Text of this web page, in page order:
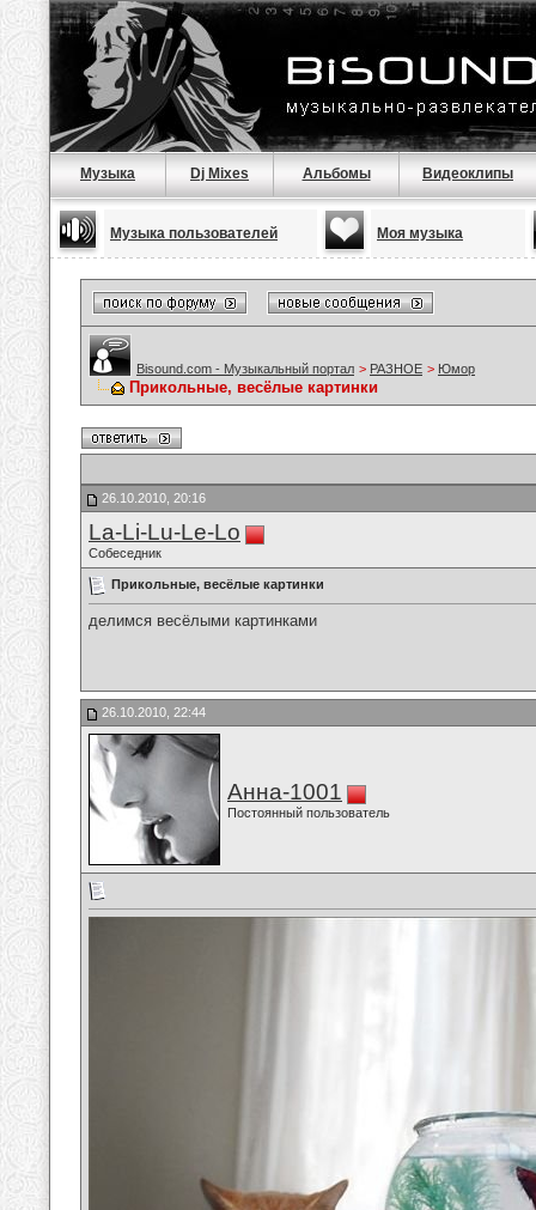
Музыка Dj Mixes Альбомы Видеоклипы
Музыка пользователей Моя музыка
Bisound.com - Музыкальный портал > РАЗНОЕ > Юмор
Прикольные, весёлые картинки
26.10.2010, 20:16
La-Li-Lu-Le-Lo
Собеседник
Прикольные, весёлые картинки
делимся весёлыми картинками
26.10.2010, 22:44
Анна-1001
Постоянный пользователь